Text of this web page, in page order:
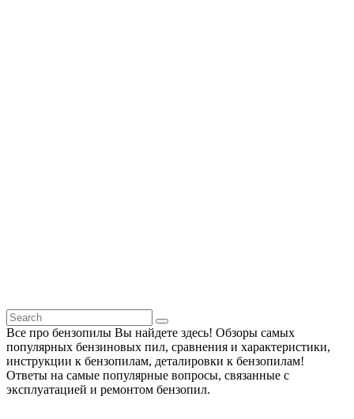
Все про бензопилы Вы найдете здесь! Обзоры самых
популярных бензиновых пил, сравнения и характеристики,
инструкции к бензопилам, деталировки к бензопилам!
Ответы на самые популярные вопросы, связанные с
эксплуатацией и ремонтом бензопил.